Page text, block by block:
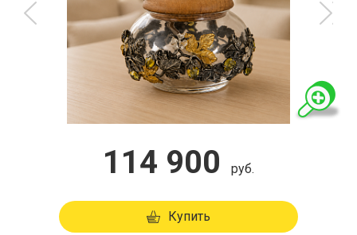
114 900 руб.
Купить